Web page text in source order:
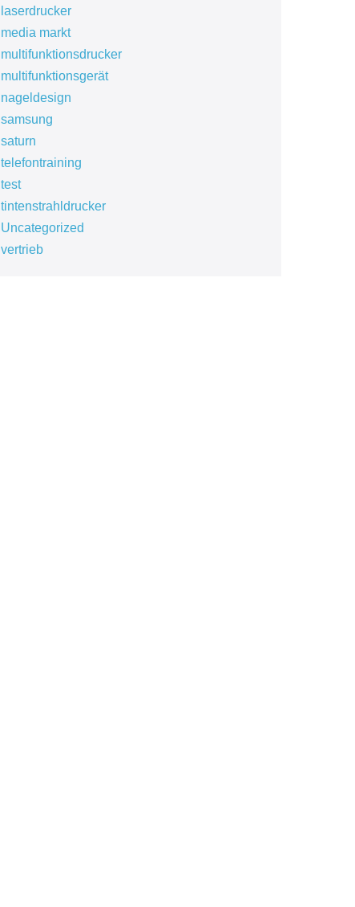
laserdrucker
media markt
multifunktionsdrucker
multifunktionsgerät
nageldesign
samsung
saturn
telefontraining
test
tintenstrahldrucker
Uncategorized
vertrieb